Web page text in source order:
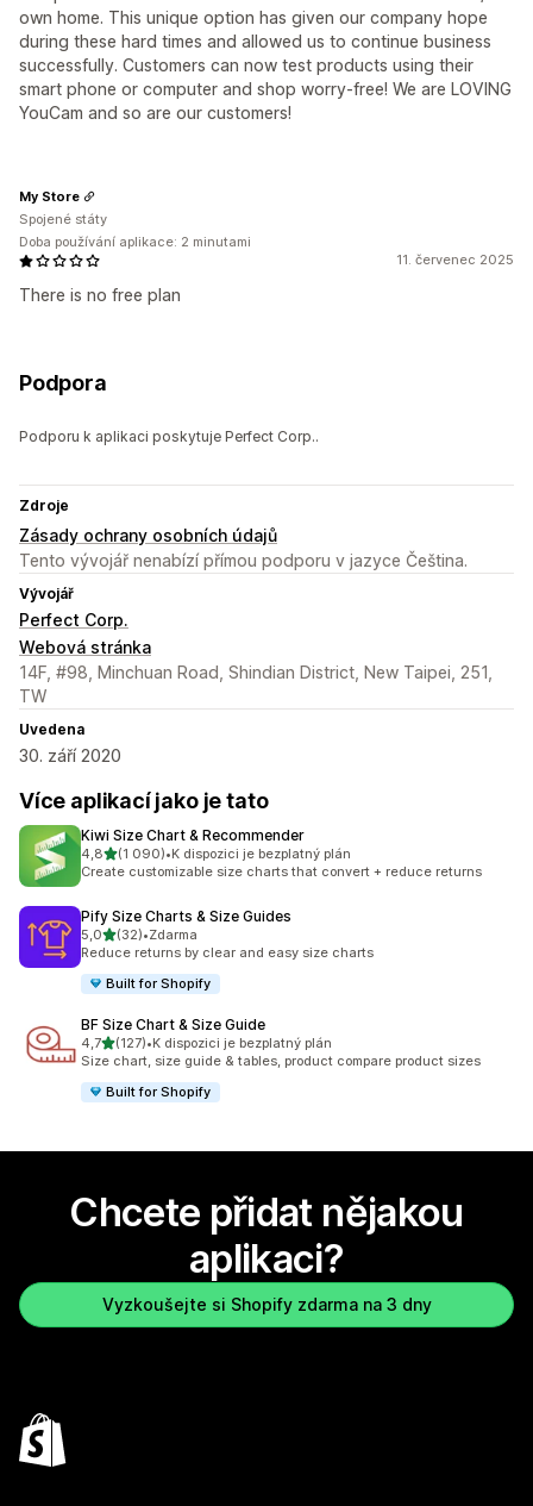
own home. This unique option has given our company hope
during these hard times and allowed us to continue business
successfully. Customers can now test products using their
smart phone or computer and shop worry-free! We are LOVING
YouCam and so are our customers!
11. červenec 2025
There is no free plan
My Store
Spojené státy
Doba používání aplikace: 2 minutami
Podpora
Podporu k aplikaci poskytuje Perfect Corp..
Zdroje
Zásady ochrany osobních údajů
Tento vývojář nenabízí přímou podporu v jazyce Čeština.
Vývojář
Perfect Corp.
Webová stránka
14F, #98, Minchuan Road, Shindian District, New Taipei, 251,
TW
Uvedena
30. září 2020
Více aplikací jako je tato
Kiwi Size Chart & Recommender
4,8z 5 hvězd
(1 090)
Celkový počet recenzí: 1090
•K dispozici je bezplatný plán
Create customizable size charts that convert + reduce returns
Pify Size Charts & Size Guides
5,0z 5 hvězd
(32)
Celkový počet recenzí: 32
•Zdarma
Reduce returns by clear and easy size charts
Built for Shopify
BF Size Chart & Size Guide
4,7z 5 hvězd
(127)
Celkový počet recenzí: 127
•K dispozici je bezplatný plán
Size chart, size guide & tables, product compare product sizes
Built for Shopify
Chcete přidat nějakou
aplikaci?
Vyzkoušejte si Shopify zdarma na 3 dny